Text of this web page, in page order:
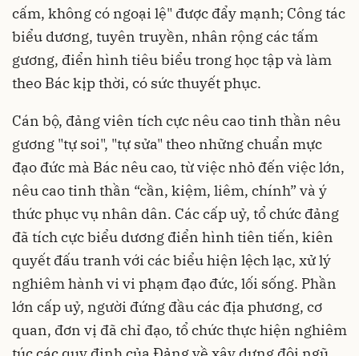
cấm, không có ngoại lệ" được đẩy mạnh; Công tác
biểu dương, tuyên truyền, nhân rộng các tấm
gương, điển hình tiêu biểu trong học tập và làm
theo Bác kịp thời, có sức thuyết phục.
Cán bộ, đảng viên tích cực nêu cao tinh thần nêu
gương "tự soi", "tự sửa" theo những chuẩn mực
đạo đức mà Bác nêu cao, từ việc nhỏ đến việc lớn,
nêu cao tinh thần “cần, kiệm, liêm, chính” và ý
thức phục vụ nhân dân. Các cấp uỷ, tổ chức đảng
đã tích cực biểu dương điển hình tiên tiến, kiên
quyết đấu tranh với các biểu hiện lệch lạc, xử lý
nghiêm hành vi vi phạm đạo đức, lối sống. Phần
lớn cấp uỷ, người đứng đầu các địa phương, cơ
quan, đơn vị đã chỉ đạo, tổ chức thực hiện nghiêm